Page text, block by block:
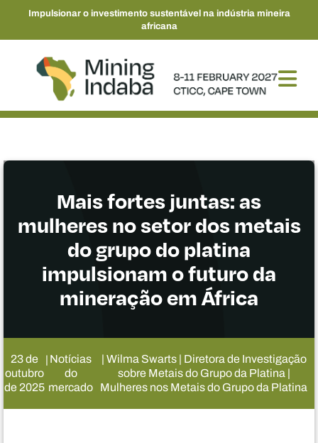
Impulsionar o investimento sustentável na indústria mineira
africana
Mais fortes juntas: as
mulheres no setor dos metais
do grupo do platina
impulsionam o futuro da
mineração em África
23 de
outubro
de 2025
|Notícias
do
mercado
| Wilma Swarts | Diretora de Investigação
sobre Metais do Grupo da Platina |
Mulheres nos Metais do Grupo da Platina